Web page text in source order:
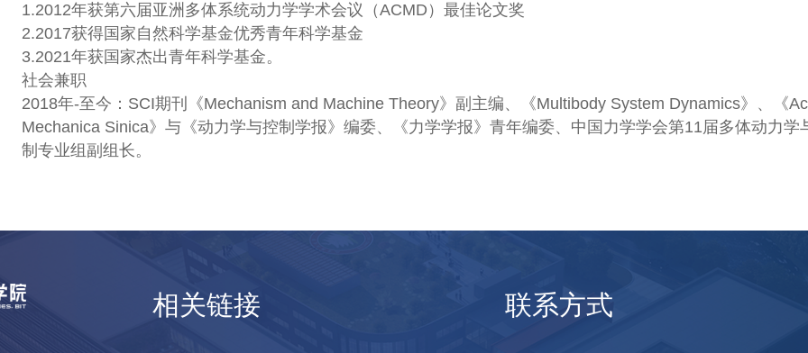
1.2012年获第六届亚洲多体系统动力学学术会议（ACMD）最佳论文奖
2.2017获得国家自然科学基金优秀青年科学基金
3.2021年获国家杰出青年科学基金。
社会兼职
2018年-至今：SCI期刊《Mechanism and Machine Theory》副主编、《Multibody System Dynamics》、《
Mechanica Sinica》与《动力学与控制学报》编委、《力学学报》青年编委、中国力学学会第11届多体动力学
制专业组副组长。
相关链接 联系方式